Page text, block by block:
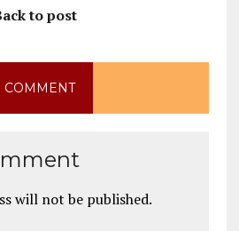
to post
COMMENT
will not be published.